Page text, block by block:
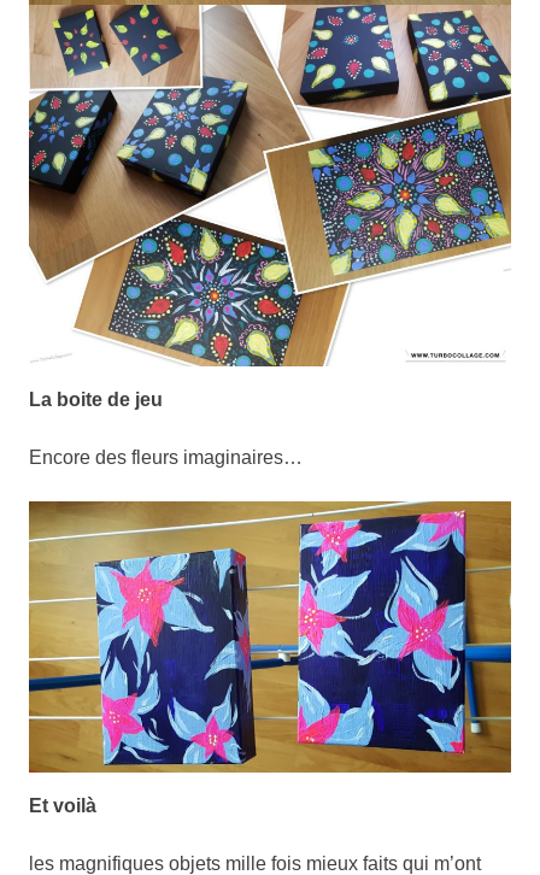
La boite de jeu
Encore des fleurs imaginaires…
Et voilà
les magnifiques objets mille fois mieux faits qui m’ont